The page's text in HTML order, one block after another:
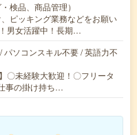
検品、商品管理）
ピッキング業務などをお願い
男女活躍中！長期…
ソコンスキル不要 / 英語力不
〇未経験大歓迎！〇フリータ
事の掛け持ち…